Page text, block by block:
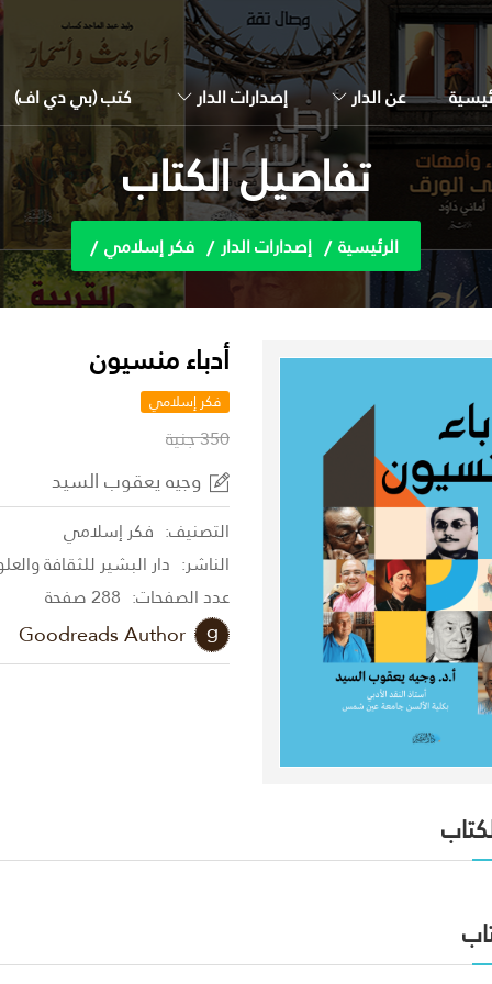
عن الدار إصدارات الدار كتب (بي دي اف)
تفاصيل الكتاب
الرئيسية إصدارات الدار فكر إسلامي
أدباء منسيون
فكر إسلامي
350 جنية
وجيه يعقوب السيد
التصنيف: فكر إسلامي
الناشر: دار البشير للثقافة
عدد الصفحات: 288 صفحة
Goodreads Author